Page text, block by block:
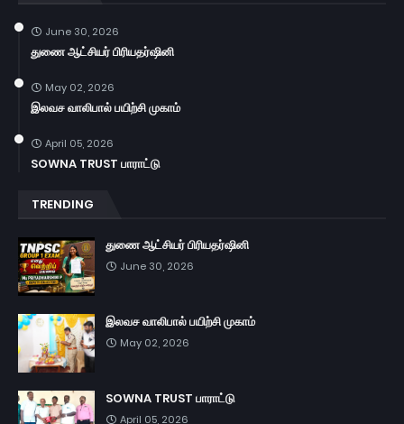
June 30, 2026
துணை ஆட்சியர் பிரியதர்ஷினி
May 02, 2026
இலவச வாலிபால் பயிற்சி முகாம்
April 05, 2026
SOWNA TRUST பாராட்டு
TRENDING
துணை ஆட்சியர் பிரியதர்ஷினி
June 30, 2026
இலவச வாலிபால் பயிற்சி முகாம்
May 02, 2026
SOWNA TRUST பாராட்டு
April 05, 2026